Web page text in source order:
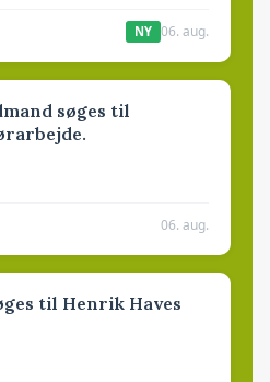
NY 06. aug.
søges til
06. aug.
til Henrik Haves